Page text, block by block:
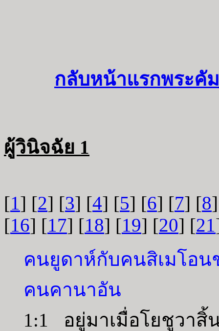
กลับหน้าแรกพระคั
ผู้วินิจฉัย 1
[1] [2] [3] [4] [5] [6] [7] [8
[16] [17] [18] [19] [20] [21
คนยูดาห์กับคนสิเมโอน
คนคานาอัน
1:1 อยู่มาเมื่อโยชูวา